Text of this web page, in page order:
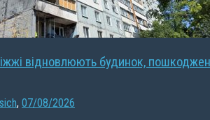
відновлюють будинок,
, 07/08/2026